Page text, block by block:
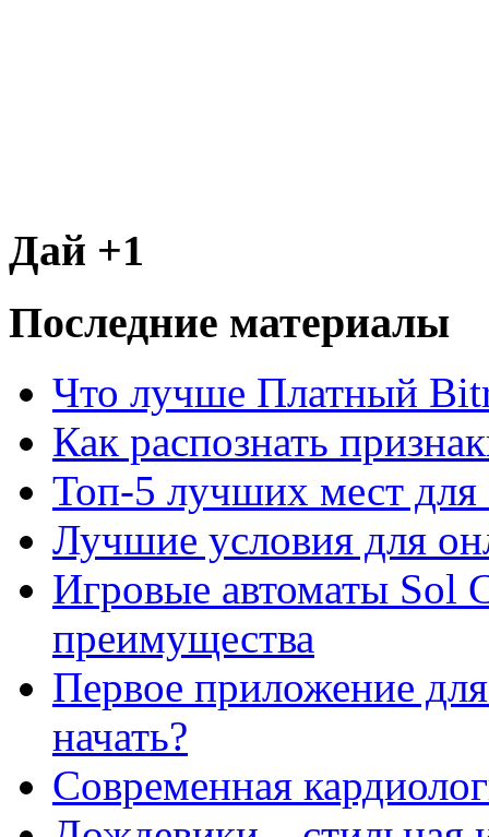
Дай +1
Последние материалы
Что лучше Платный
Как распознать
Топ-5 лучших мест для
Лучшие условия для
Игровые автоматы Sol
преимущества
Первое приложение
начать?
Современная